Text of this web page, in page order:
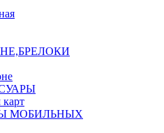
МОБИЛЬНЫХ